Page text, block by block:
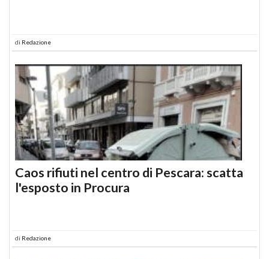
di Redazione
Caos rifiuti nel centro di Pescara: scatta
l'esposto in Procura
di Redazione